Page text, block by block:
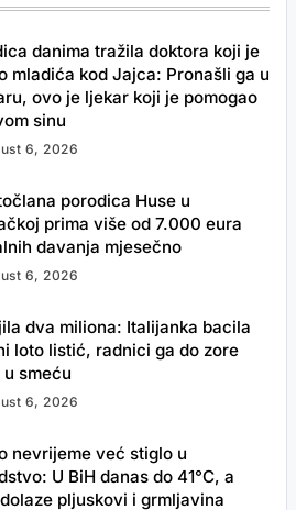
danima tražila doktora koji je
mladića kod Jajca: Pronašli ga u
ovo je ljekar koji je pomogao
sinu
6, 2026
porodica Huse u
prima više od 7.000 eura
davanja mjesečno
6, 2026
dva miliona: Italijanka bacila
loto listić, radnici ga do zore
smeću
6, 2026
nevrijeme već stiglo u
U BiH danas do 41°C, a
pljuskovi i grmljavina